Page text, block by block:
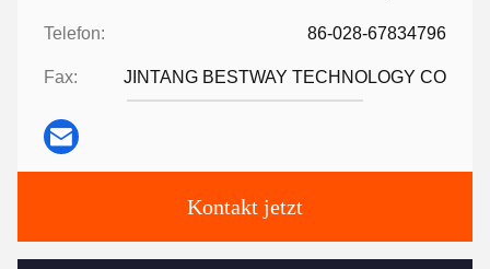
Telefon: 86-028-67834796
Fax: JINTANG BESTWAY TECHNOLOGY CO
Kontakt jetzt